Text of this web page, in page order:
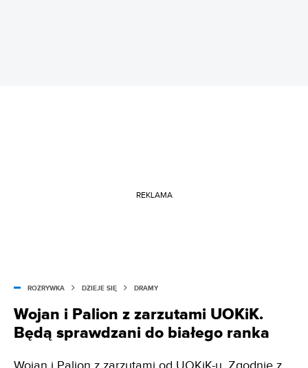
REKLAMA
ROZRYWKA DZIEJE SIĘ DRAMY
Wojan i Palion z zarzutami UOKiK.
Będą sprawdzani do białego ranka